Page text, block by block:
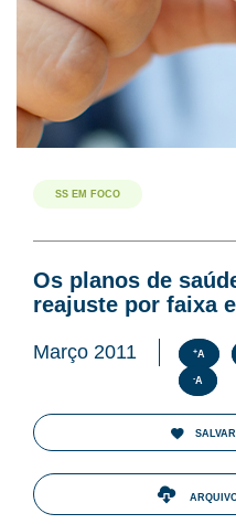
SS EM FOCO
Os planos de
reajuste por faixa
Março 2011 +A
-A